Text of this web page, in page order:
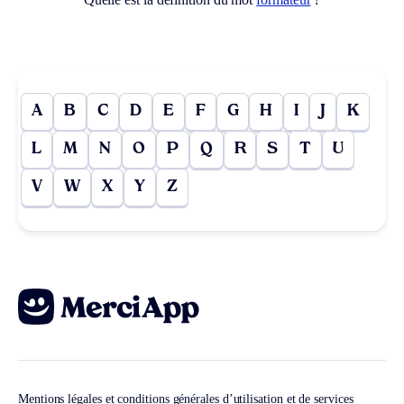
A B C D E F G H I J K
L M N O P Q R S T U
V W X Y Z
Mentions légales et conditions générales d’utilisation et de services